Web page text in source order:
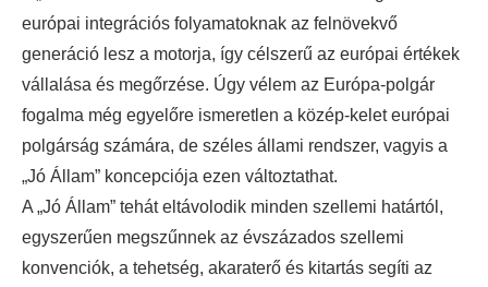
európai integrációs folyamatoknak az felnövekvő
generáció lesz a motorja, így célszerű az európai értékek
vállalása és megőrzése. Úgy vélem az Európa-polgár
fogalma még egyelőre ismeretlen a közép-kelet európai
polgárság számára, de széles állami rendszer, vagyis a
„Jó Állam” koncepciója ezen változtathat.
A „Jó Állam” tehát eltávolodik minden szellemi határtól,
egyszerűen megszűnnek az évszázados szellemi
konvenciók, a tehetség, akaraterő és kitartás segíti az